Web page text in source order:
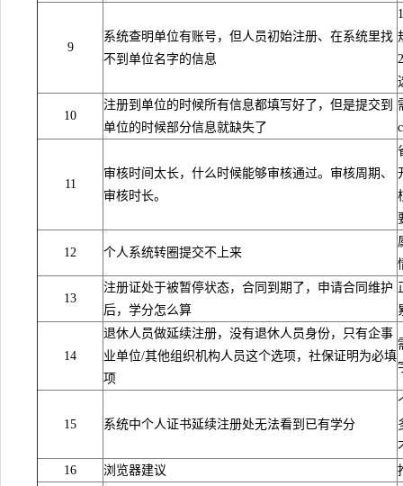
9
系统查明单位有账号，但人员初始注册、在系统里找
不到单位名字的信息
10
注册到单位的时候所有信息都填写好了，但是提交到
单位的时候部分信息就缺失了
11
审核时间太长，什么时候能够审核通过。审核周期、
审核时长。
12 个人系统转圈提交不上来
13
注册证处于被暂停状态，合同到期了，申请合同维护
后，学分怎么算
14
退休人员做延续注册，没有退休人员身份，只有企事
业单位/其他组织机构人员这个选项，社保证明为必填
项
15 系统中个人证书延续注册处无法看到已有学分
16
浏览器建议